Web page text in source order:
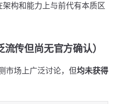
构和能力上与前代有本质区
传但尚无官方确认）
市场上广泛讨论，但均未获得